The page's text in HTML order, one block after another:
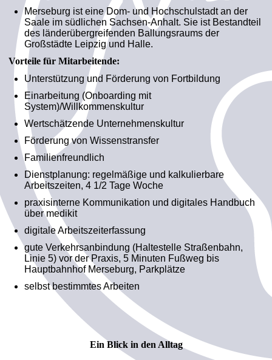
Merseburg ist eine Dom- und Hochschulstadt an der
Saale im südlichen Sachsen-Anhalt. Sie ist Bestandteil
des länderübergreifenden Ballungsraums der
Großstädte Leipzig und Halle.
Vorteile für Mitarbeitende:
Unterstützung und Förderung von Fortbildung
Einarbeitung (Onboarding mit
System)/Willkommenskultur
Wertschätzende Unternehmenskultur
Förderung von Wissenstransfer
Familienfreundlich
Dienstplanung: regelmäßige und kalkulierbare
Arbeitszeiten, 4 1/2 Tage Woche
praxisinterne Kommunikation und digitales Handbuch
über medikit
digitale Arbeitszeiterfassung
gute Verkehrsanbindung (Haltestelle Straßenbahn,
Linie 5) vor der Praxis, 5 Minuten Fußweg bis
Hauptbahnhof Merseburg, Parkplätze
selbst bestimmtes Arbeiten
Ein Blick in den Alltag